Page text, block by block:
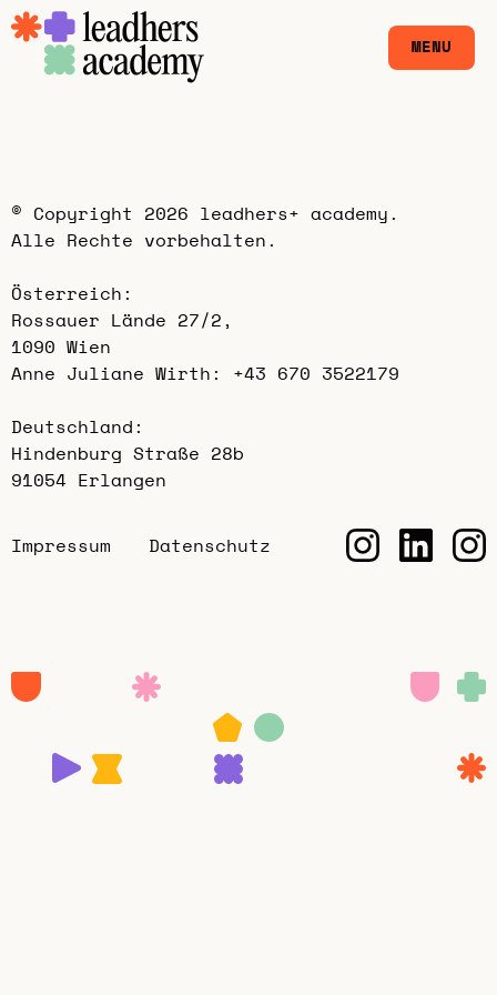
CARE+LEAD
PMP
DE
ZUM ERSTGESPRÄCH
MENU
© Copyright 2026 leadhers+ academy.
Alle Rechte vorbehalten.
Österreich:
Rossauer Lände 27/2,
1090 Wien
Anne Juliane Wirth: +43 670 3522179
Deutschland:
Hindenburg Straße 28b
91054 Erlangen
Impressum Datenschutz